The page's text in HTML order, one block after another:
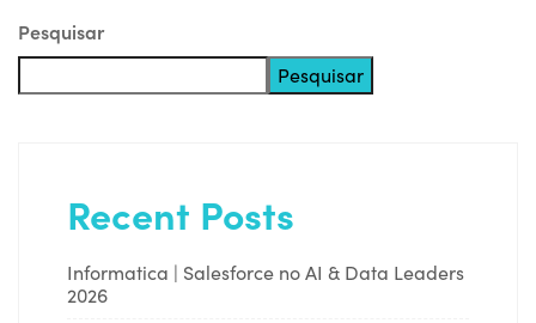
Pesquisar
Pesquisar
Recent Posts
Informatica | Salesforce no AI & Data Leaders
2026